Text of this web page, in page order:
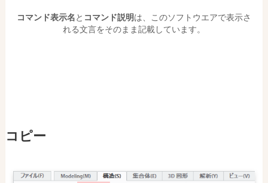
コマンド表示名と コマンド説明は、このソフトウエアで表示さ
れる文言をそのまま記載しています。
コピー